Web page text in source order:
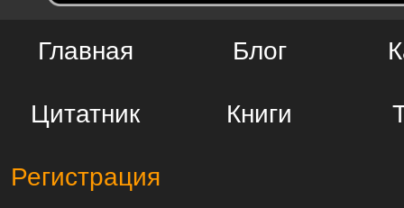
Главная Блог
Цитатник Книги
Регистрация